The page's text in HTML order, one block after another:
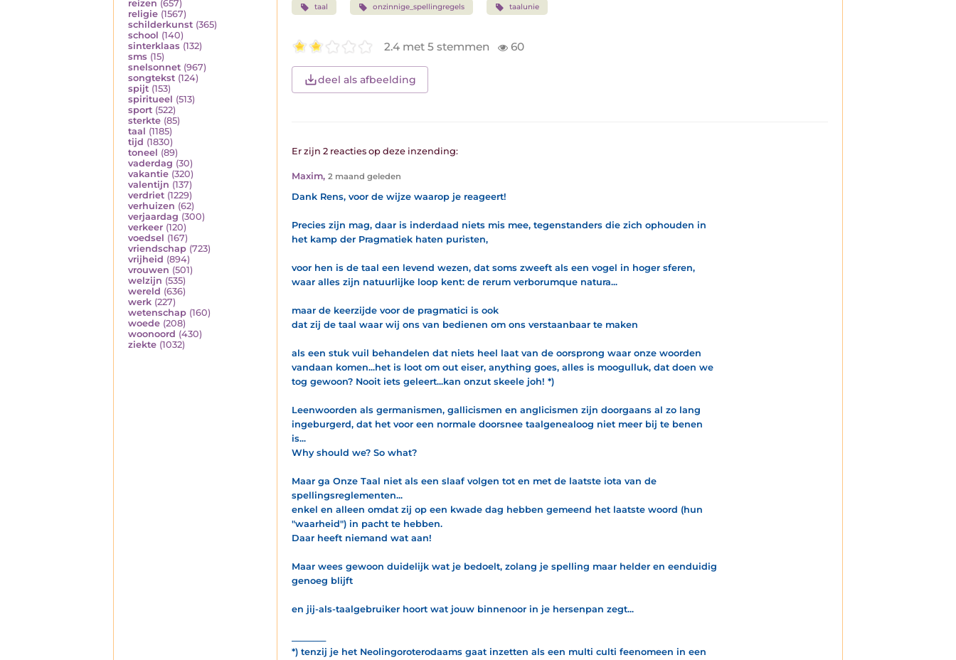
reizen (657)
religie (1567)
schilderkunst (365)
school (140)
sinterklaas (132)
sms (15)
snelsonnet (967)
songtekst (124)
spijt (153)
spiritueel (513)
sport (522)
sterkte (85)
taal (1185)
tijd (1830)
toneel (89)
vaderdag (30)
vakantie (320)
valentijn (137)
verdriet (1229)
verhuizen (62)
verjaardag (300)
verkeer (120)
voedsel (167)
vriendschap (723)
vrijheid (894)
vrouwen (501)
welzijn (535)
wereld (636)
werk (227)
wetenschap (160)
woede (208)
woonoord (430)
ziekte (1032)
taal onzinnige_spellingregels taalunie
2.4 met 5 stemmen 60
deel als afbeelding
Er zijn 2 reacties op deze inzending:
Maxim, 2 maand geleden
Dank Rens, voor de wijze waarop je reageert!
Precies zijn mag, daar is inderdaad niets mis mee, tegenstanders die zich ophouden in
het kamp der Pragmatiek haten puristen,
voor hen is de taal een levend wezen, dat soms zweeft als een vogel in hoger sferen,
waar alles zijn natuurlijke loop kent: de rerum verborumque natura...
maar de keerzijde voor de pragmatici is ook
dat zij de taal waar wij ons van bedienen om ons verstaanbaar te maken
als een stuk vuil behandelen dat niets heel laat van de oorsprong waar onze woorden
vandaan komen...het is loot om out eiser, anything goes, alles is moogulluk, dat doen we
tog gewoon? Nooit iets geleert...kan onzut skeele joh! *)
Leenwoorden als germanismen, gallicismen en anglicismen zijn doorgaans al zo lang
ingeburgerd, dat het voor een normale doorsnee taalgenealoog niet meer bij te benen
is...
Why should we? So what?
Maar ga Onze Taal niet als een slaaf volgen tot en met de laatste iota van de
spellingsreglementen...
enkel en alleen omdat zij op een kwade dag hebben gemeend het laatste woord (hun
"waarheid") in pacht te hebben.
Daar heeft niemand wat aan!
Maar wees gewoon duidelijk wat je bedoelt, zolang je spelling maar helder en eenduidig
genoeg blijft
en jij-als-taalgebruiker hoort wat jouw binnenoor in je hersenpan zegt...
*) tenzij je het Neolingoroterodaams gaat inzetten als een multi culti feenomeen in een